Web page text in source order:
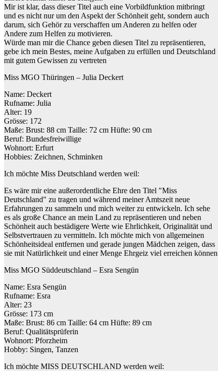
Mir ist klar, dass dieser Titel auch eine Vorbildfunktion mitbringt
und es nicht nur um den Aspekt der Schönheit geht, sondern auch
darum, sich Gehör zu verschaffen um Anderen zu helfen oder
Andere zum Helfen zu motivieren.
Würde man mir die Chance geben diesen Titel zu repräsentieren,
gebe ich mein Bestes, meine Aufgaben zu erfüllen und Deutschland
mit gutem Gewissen zu vertreten
Miss MGO Thüringen – Julia Deckert
Name: Deckert
Rufname: Julia
Alter: 19
Grösse: 172
Maße: Brust: 88 cm Taille: 72 cm Hüfte: 90 cm
Beruf: Bundesfreiwillige
Wohnort: Erfurt
Hobbies: Zeichnen, Schminken
Ich möchte Miss Deutschland werden weil:
Es wäre mir eine außerordentliche Ehre den Titel "Miss
Deutschland" zu tragen und während meiner Amtszeit neue
Erfahrungen zu sammeln und mich weiter zu entwickeln. Ich sehe
es als große Chance an mein Land zu repräsentieren und neben
Schönheit auch bestädigere Werte wie Ehrlichkeit, Originalität und
Selbstvertrauen zu vermitteln. Ich möchte mich von allgemeinen
Schönheitsideal entfernen und gerade jungen Mädchen zeigen, dass
sie mit Natürlichkeit und einer Menge Ehrgeiz viel erreichen können
Miss MGO Süddeutschland – Esra Sengün
Name: Esra Sengün
Rufname: Esra
Alter: 23
Grösse: 173 cm
Maße: Brust: 86 cm Taille: 64 cm Hüfte: 89 cm
Beruf: Qualitätsprüferin
Wohnort: Pforzheim
Hobby: Singen, Tanzen
Ich möchte MISS DEUTSCHLAND werden weil: